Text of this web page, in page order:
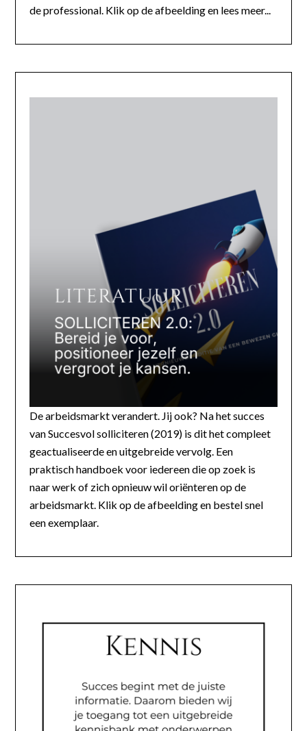
de professional. Klik op de afbeelding en lees meer...
De arbeidsmarkt verandert. Jij ook? Na het succes
van Succesvol solliciteren (2019) is dit het compleet
geactualiseerde en uitgebreide vervolg. Een
praktisch handboek voor iedereen die op zoek is
naar werk of zich opnieuw wil oriënteren op de
arbeidsmarkt. Klik op de afbeelding en bestel snel
een exemplaar.